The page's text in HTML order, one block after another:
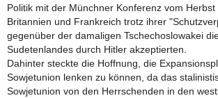
Politik mit der Münchner Konferenz vom
Britannien und Frankreich trotz ihrer
gegenüber der damaligen Tschechoslowakei
Sudetenlandes durch Hitler akzeptierten.
Dahinter steckte die Hoffnung, die
Sowjetunion lenken zu können, da das
Sowjetunion von den Herrschenden in den